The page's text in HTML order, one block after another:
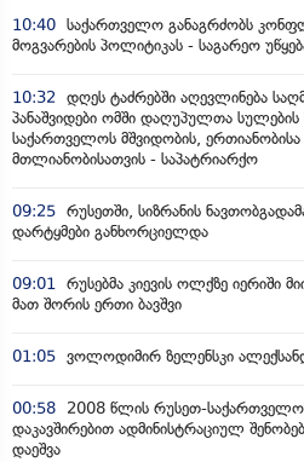
10:40 საქართველო განაგრძობს
მოგვარების პოლიტიკას - საგარეო
10:32
დღეს ტაძრებში აღევლინება
პანაშვიდები ომში დაღუპულთა
საქართველოს მშვიდობის,
მთლიანობისათვის - საპატრიარქო
09:25 რუსეთში, სიზრანის
დარტყმები განხორციელდა
09:01
რუსებმა კიევის ოლქზე იერიში
მათ შორის ერთი ბავშვი
01:05 ვოლოდიმირ ზელენსკი
00:58
2008 წლის რუსეთ-
დაკავშირებით ადმინისტრაციულ
დაეშვა